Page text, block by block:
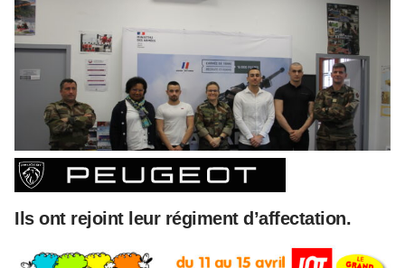
Ils ont rejoint leur régiment d’affectation.